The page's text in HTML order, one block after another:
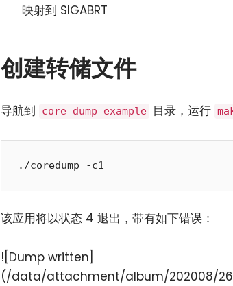
映射到 SIGABRT
创建转储文件
导航到 core_dump_example 目录，运行
该应用将以状态 4 退出，带有如下错误：
![Dump written]
(/data/attachment/album/202008/26/